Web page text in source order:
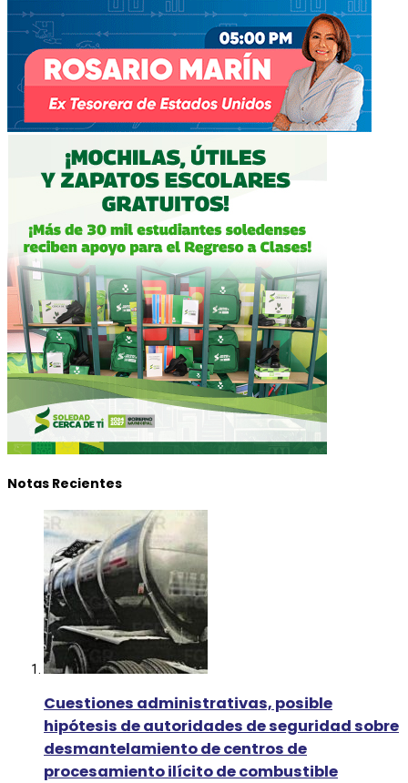
Notas Recientes
Cuestiones administrativas, posible
hipótesis de autoridades de seguridad sobre
desmantelamiento de centros de
procesamiento ilícito de combustible